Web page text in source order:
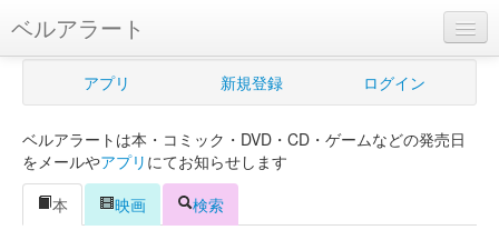
ベルアラート
ベルアラートとは
新規登録
ログイン
アプリ 新規登録 ログイン
ベルアラートは本・コミック・DVD・CD・ゲームなどの発売日
をメールやアプリ にてお知らせします
本
映画 検索